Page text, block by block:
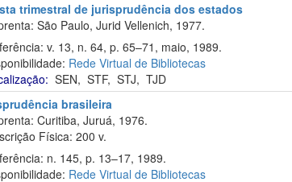
trimestral de jurisprudência dos estados
São Paulo, Jurid Vellenich, 1977.
v. 13, n. 64, p. 65–71, maio, 1989.
Rede Virtual de Bibliotecas
SEN,STF,STJ,TJD
brasileira
Curitiba, Juruá, 1976.
Física: 200 v.
n. 145, p. 13–17, 1989.
Rede Virtual de Bibliotecas